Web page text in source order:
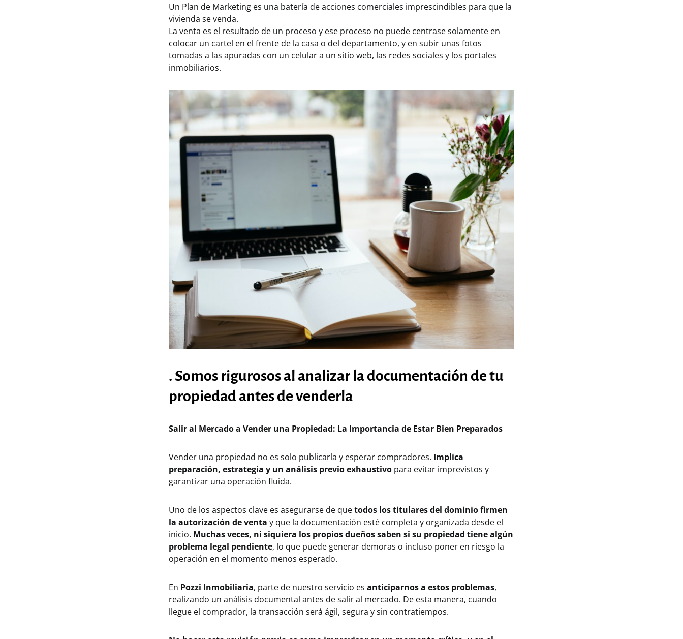
Un Plan de Marketing es una batería de acciones comerciales imprescindibles para que la
vivienda se venda.
La venta es el resultado de un proceso y ese proceso no puede centrase solamente en
colocar un cartel en el frente de la casa o del departamento, y en subir unas fotos
tomadas a las apuradas con un celular a un sitio web, las redes sociales y los portales
inmobiliarios.
. Somos rigurosos al analizar la documentación de tu
propiedad antes de venderla
Salir al Mercado a Vender una Propiedad: La Importancia de Estar Bien Preparados
Vender una propiedad no es solo publicarla y esperar compradores. Implica
preparación, estrategia y un análisis previo exhaustivo para evitar imprevistos y
garantizar una operación fluida.
Uno de los aspectos clave es asegurarse de quetodos los titulares del dominio firmen
la autorización de venta y que la documentación esté completa y organizada desde el
inicio. Muchas veces, ni siquiera los propios dueños saben si su propiedad tiene algún
problema legal pendiente, lo que puede generar demoras o incluso poner en riesgo la
operación en el momento menos esperado.
En Pozzi Inmobiliaria, parte de nuestro servicio es anticiparnos a estos problemas,
realizando un análisis documental antes de salir al mercado. De esta manera, cuando
llegue el comprador, la transacción será ágil, segura y sin contratiempos.